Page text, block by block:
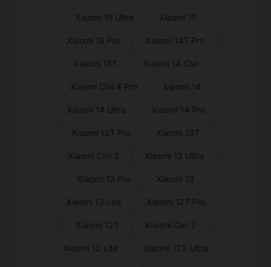
Xiaomi 15 Ultra Xiaomi 15
Xiaomi 15 Pro Xiaomi 14T Pro
Xiaomi 14T Xiaomi 14 Civi
Xiaomi Civi 4 Pro Xiaomi 14
Xiaomi 14 Ultra Xiaomi 14 Pro
Xiaomi 13T Pro Xiaomi 13T
Xiaomi Civi 3 Xiaomi 13 Ultra
Xiaomi 13 Pro Xiaomi 13
Xiaomi 13 Lite Xiaomi 12T Pro
Xiaomi 12T Xiaomi Civi 2
Xiaomi 12 Lite Xiaomi 12S Ultra